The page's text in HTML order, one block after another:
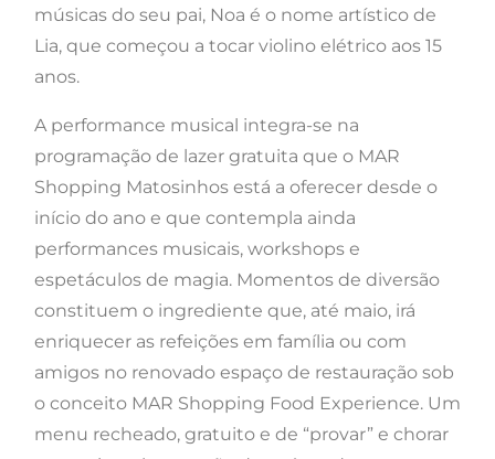
músicas do seu pai, Noa é o nome artístico de
Lia, que começou a tocar violino elétrico aos 15
anos.
A performance musical integra-se na
programação de lazer gratuita que o MAR
Shopping Matosinhos está a oferecer desde o
início do ano e que contempla ainda
performances musicais, workshops e
espetáculos de magia. Momentos de diversão
constituem o ingrediente que, até maio, irá
enriquecer as refeições em família ou com
amigos no renovado espaço de restauração sob
o conceito MAR Shopping Food Experience. Um
menu recheado, gratuito e de “provar” e chorar